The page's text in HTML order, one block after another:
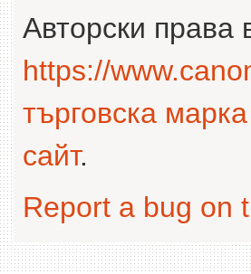
Авторски
https://
търговска марка
сайт.
Report a bug on